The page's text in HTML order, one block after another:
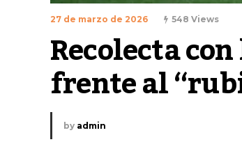
27 de marzo de 2026 548 Views
Recolecta
frente al
by admin